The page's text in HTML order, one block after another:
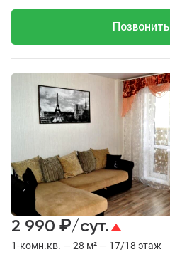
Позвонить
1-комн.кв. — 28 м² — 17/18 этаж
2 990 ₽/сут.